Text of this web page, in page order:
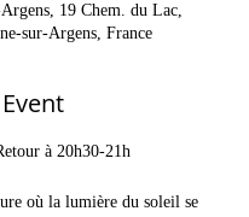
19 Chem. du Lac,
sur-Argens, France
à 20h30-21h
où la lumière du soleil se